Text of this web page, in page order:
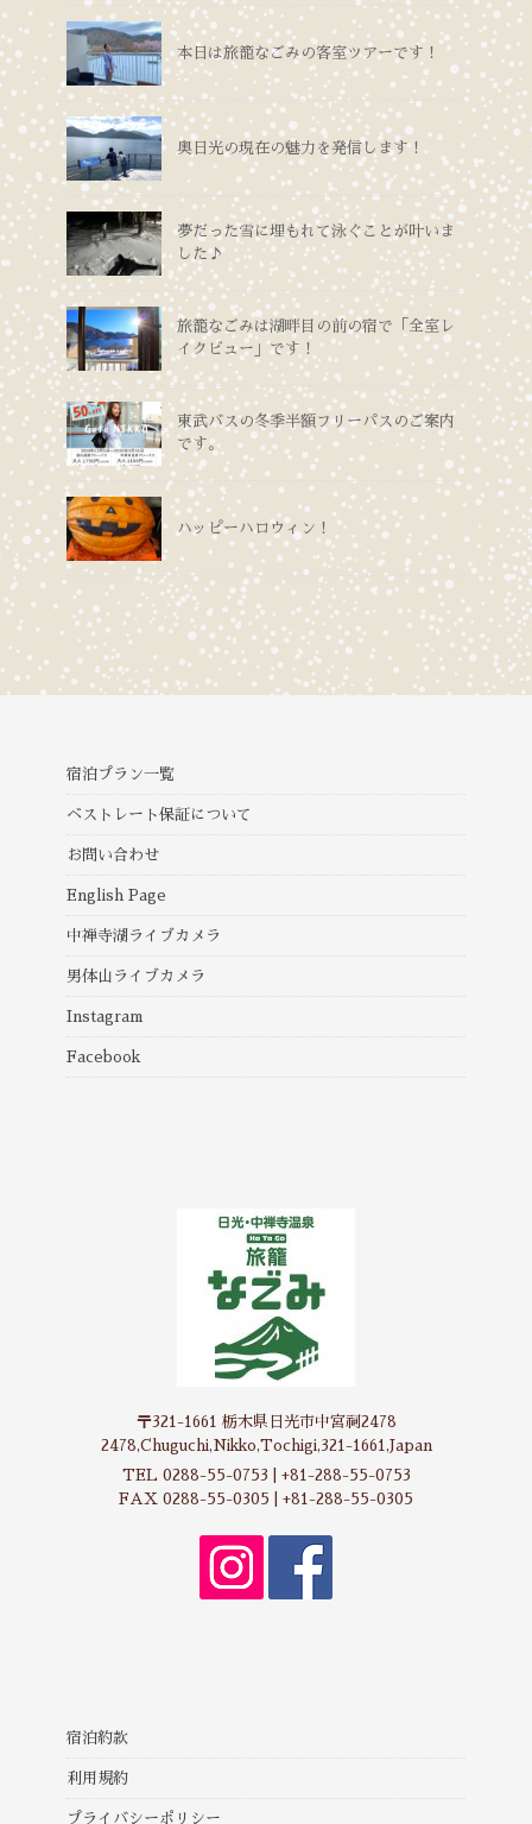
本日は旅籠なごみの客室ツアーです！
奥日光の現在の魅力を発信します！
夢だった雪に埋もれて泳ぐことが叶いま
した♪
旅籠なごみは湖畔目の前の宿で「全室レ
イクビュー」です！
東武バスの冬季半額フリーパスのご案内
です。
ハッピーハロウィン！
宿泊プラン一覧
ベストレート保証について
お問い合わせ
English Page
中禅寺湖ライブカメラ
男体山ライブカメラ
Instagram
Facebook
〒321-1661 栃木県日光市中宮祠2478
2478,Chuguchi,Nikko,Tochigi,321-1661,Japan
TEL 0288-55-0753 | +81-288-55-0753
FAX 0288-55-0305 | +81-288-55-0305
宿泊約款
利用規約
プライバシーポリシー